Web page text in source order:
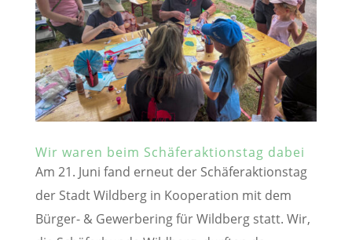
Wir waren beim Schäferaktionstag dabei
Am 21. Juni fand erneut der Schäferaktionstag
der Stadt Wildberg in Kooperation mit dem
Bürger- & Gewerbering für Wildberg statt. Wir,